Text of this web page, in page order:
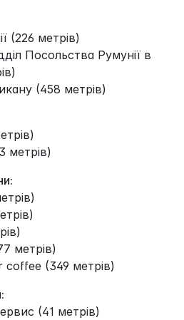
(226 метрів)
Посольства Румунії в
(458 метрів)
метрів)
метрів)
(349 метрів)
(41 метрів)